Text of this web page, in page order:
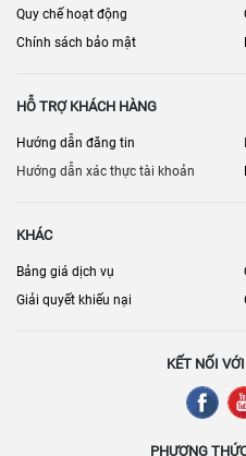
Quy chế hoạt động
Chính sách bảo mật
HỖ TRỢ KHÁCH HÀNG
Hướng dẫn đăng tin
Hướng dẫn xác thực tài khoản
KHÁC
Bảng giá dịch vụ
Giải quyết khiếu nại
KẾT NỐI
PHƯƠNG